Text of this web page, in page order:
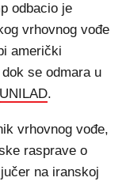
odbacio je
vrhovnog vođe
američki
se odmara u
UNILAD.
vrhovnog vođe,
rasprave o
na iranskoj